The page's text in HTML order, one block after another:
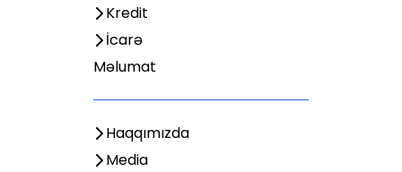
Kredit
İcarə
Məlumat
Haqqımızda
Media